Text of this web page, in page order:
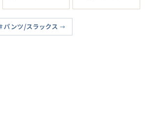
パンツ/スラックス